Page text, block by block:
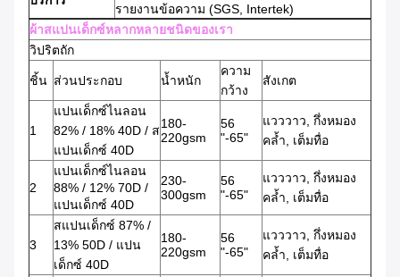
รายงานข้อความ (SGS, Intertek)
ผ้าสแปนเด็กซ์หลากหลายชนิดของเรา
วิปริตถัก
ชิ้น ส่วนประกอบ น้ำหนัก
ความ
กว้าง
สังเกต
1
แปนเด็กซ์ไนลอน
82% / 18% 40D / ส
แปนเด็กซ์ 40D
180-
220gsm
56
"-65"
แวววาว, กึ่งหมอง
คล้ำ, เต็มทื่อ
2
แปนเด็กซ์ไนลอน
88% / 12% 70D /
แปนเด็กซ์ 40D
230-
300gsm
56
"-65"
แวววาว, กึ่งหมอง
คล้ำ, เต็มทื่อ
3
สแปนเด็กซ์ 87% /
13% 50D / แปน
เด็กซ์ 40D
180-
220gsm
56
"-65"
แวววาว, กึ่งหมอง
คล้ำ, เต็มทื่อ